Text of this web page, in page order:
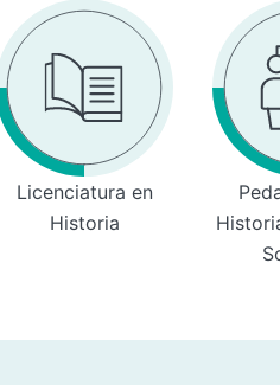
Licenciatura en
Historia